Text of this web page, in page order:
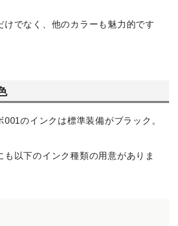
けでなく、他のカラーも魅力的です
のインクは標準装備がブラック。
も以下のインク種類の用意がありま